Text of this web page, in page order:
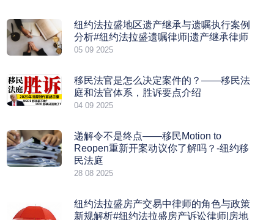
纽约法拉盛地区遗产继承与遗嘱执行案例
分析#纽约法拉盛遗嘱律师|遗产继承律师
05 09 2025
移民法官是怎么决定案件的？——移民法
庭和法官体系，胜诉要点介绍
04 09 2025
递解令不是终点——移民Motion to
Reopen重新开案动议你了解吗？-纽约移
民法庭
28 08 2025
纽约法拉盛房产交易中律师的角色与政策
新规解析#纽约法拉盛房产诉讼律师|房地